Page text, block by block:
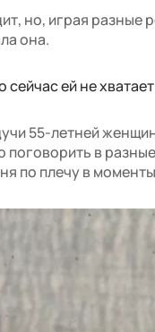
но, играя
она.
сейчас ей не
55-летней
в
по плечу в